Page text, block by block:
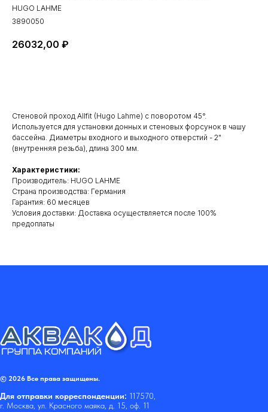
HUGO LAHME
3890050
26032,00 ₽
Стеновой проход Allfit (Hugo Lahme) с поворотом 45°.
Используется для установки донных и стеновых форсунок в чашу
бассейна. Диаметры входного и выходного отверстий - 2"
(внутренняя резьба), длина 300 мм.
Характеристики:
Производитель: HUGO LAHME
Cтрана производства: Германия
Гарантия: 60 месяцев
Условия доставки: Доставка осуществляется после 100%
предоплаты
© 2026 Все права защищены.
Для отправки корреспонденции: 117570,
г. Москва, ул. Красного маяка, д. 15, оф. 11